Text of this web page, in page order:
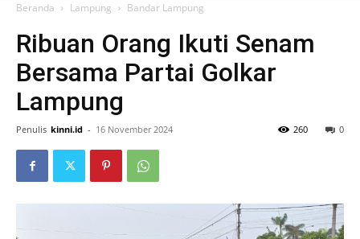
Beranda Lampung Bandar Lampung
Ribuan Orang Ikuti Senam
Bersama Partai Golkar
Lampung
Penulis kinni.id - 16 November 2024 0
260